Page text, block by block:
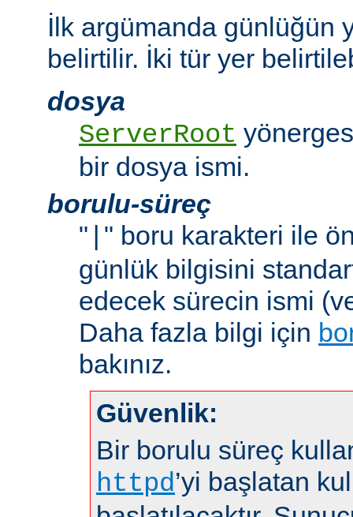
İlk argümanda günlüğün
belirtilir. İki tür yer
dosya
ServerRoot
bir dosya ismi.
borulu-süreç
" " boru karakteri ile
günlük bilgisini
edecek sürecin ismi
Daha fazla bilgi için
bakınız.
Güvenlik:
Bir borulu süreç
httpd’yi başlatan